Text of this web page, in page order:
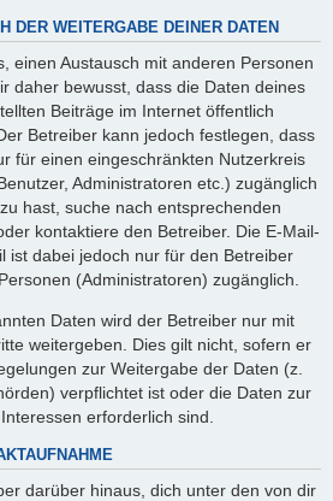
DER WEITERGABE DEINER DATEN
einen Austausch mit anderen Personen
daher bewusst, dass die Daten deines
Beiträge im Internet öffentlich
Betreiber kann jedoch festlegen, dass
für einen eingeschränkten Nutzerkreis
Administratoren etc.) zugänglich
hast, suche nach entsprechenden
kontaktiere den Betreiber. Die E-Mail-
ist dabei jedoch nur für den Betreiber
(Administratoren) zugänglich.
Daten wird der Betreiber nur mit
weitergeben. Dies gilt nicht, sofern er
zur Weitergabe der Daten (z.
verpflichtet ist oder die Daten zur
erforderlich sind.
darüber hinaus, dich unter den von dir